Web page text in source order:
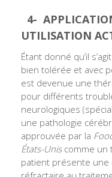
4-
UTILISATION
Étant donné qu’il
bien tolérée et avec
est devenue une
pour différents
neurologiques
une pathologie
approuvée par la
États-Unis comme un
patient présente